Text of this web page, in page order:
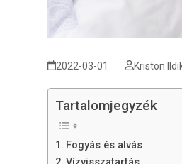
2022-03-01 Kriston
Tartalomjegyzék
Fogyás és alvás